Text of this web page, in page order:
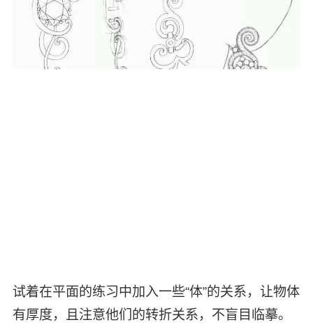
试着在平面的练习中加入一些“体”的关系，让物体
有厚度，且注意他们的转折关系，不盲目临摹。